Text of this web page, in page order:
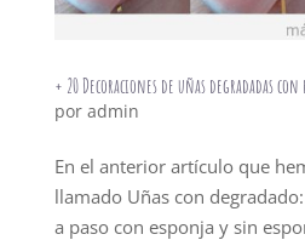
+ 20 Decoraciones de uñas degradadas
por admin
En el anterior artículo que
llamado Uñas con
a paso con esponja y sin